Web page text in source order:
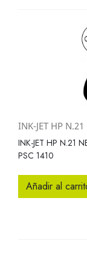
INK-JET HP
INK-JET HP N.21
PSC 1410
Añadir al